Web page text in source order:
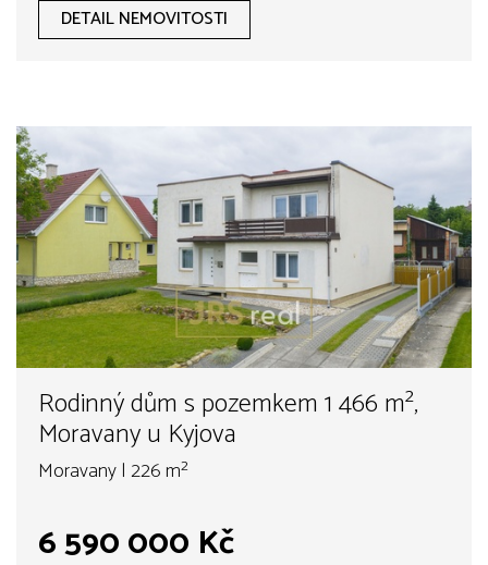
DETAIL NEMOVITOSTI
Rodinný dům s pozemkem 1 466 m²,
Moravany u Kyjova
Moravany | 226 m²
6 590 000 Kč